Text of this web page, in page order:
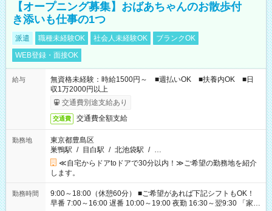
【オープニング募集】おばあちゃんのお散歩付
き添いも仕事の1つ
派遣 職種未経験OK 社会人未経験OK
ブランクOK
WEB登録・面接OK
給与
無資格未経験：時給1500円～ ■週払いOK ■扶養内OK ■日
収1万2000円以上
交通費別途支給あり
交通費 交通費全額支給
勤務地
東京都豊島区
巣鴨駅 / 目白駅 / 北池袋駅 / …
≪自宅からドアtoドアで30分以内！≫ご希望の勤務地を紹介
します。
勤務時間
9:00～18:00（休憩60分） ■ご希望があれば下記シフトもOK！
早番 7:00～16:00 遅番 10:00～19:00 夜勤 16:30～翌9:30 「家族